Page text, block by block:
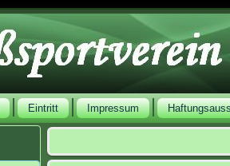
Eintritt Impressum